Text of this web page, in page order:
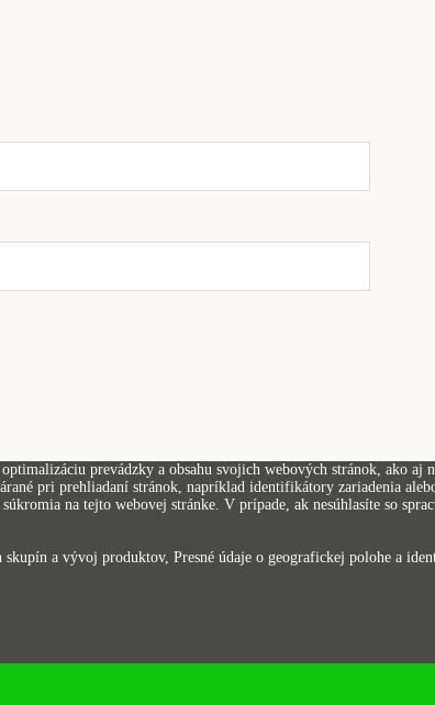
prevádzky a obsahu svojich webových stránok, ako aj
pri prehliadaní stránok, napríklad identifikátory zariadenia
na tejto webovej stránke. V prípade, ak nesúhlasíte so
a vývoj produktov, Presné údaje o geografickej polohe a